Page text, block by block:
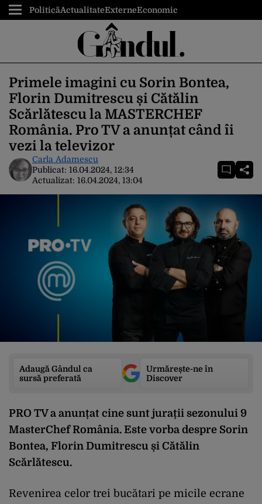
PoliticăActualitateExterneEconomic
Primele imagini cu Sorin Bontea,
Florin Dumitrescu și Cătălin
Scărlătescu la MASTERCHEF
România. Pro TV a anunțat când îi
vezi la televizor
Carla Adamescu
Publicat: 16.04.2024, 12:34
Actualizat: 16.04.2024, 13:04
Adaugă Gândul ca
sursă preferată
Urmărește-ne în
Discover
PRO TV a anunțat cine sunt jurații sezonului 9
MasterChef România. Este vorba despre Sorin
Bontea, Florin Dumitrescu și Cătălin
Scărlătescu.
Revenirea celor trei bucătari pe micile ecrane